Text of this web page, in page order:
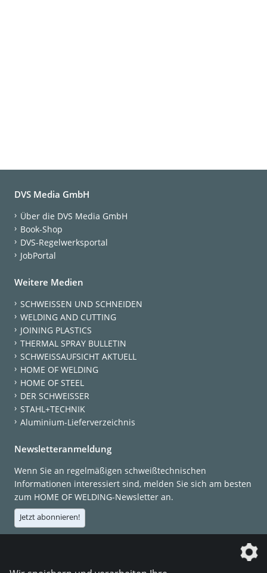
DVS Media GmbH
Über die DVS Media GmbH
Book-Shop
DVS-Regelwerksportal
JobPortal
Weitere Medien
SCHWEISSEN UND SCHNEIDEN
WELDING AND CUTTING
JOINING PLASTICS
THERMAL SPRAY BULLETIN
SCHWEISSAUFSICHT AKTUELL
HOME OF WELDING
HOME OF STEEL
DER SCHWEISSER
STAHL+TECHNIK
Aluminium-Lieferverzeichnis
Newsletteranmeldung
Wenn Sie an regelmäßigen schweißtechnischen
Informationen interessiert sind, melden Sie sich am besten
zum HOME OF WELDING-Newsletter an.
Jetzt abonnieren!
Die DVS Media GmbH ist ein Unternehmen der